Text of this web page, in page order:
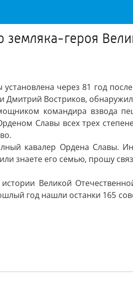
героя
через 81 год
Дмитрий Востриков,
командира взвода
Славы всех трех
кавалер Ордена Славы.
знаете его семью, прошу
Великой
год нашли останки 165